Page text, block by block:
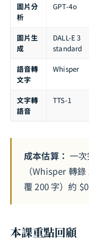
圖片分
析
GPT-4o
圖片生
成
DALL-E 3
standard
語音轉
文字
Whisper
文字轉
語音
TTS-1
成本估算： 一
（Whisper 轉
覆 200 字）約
本課重點回顧